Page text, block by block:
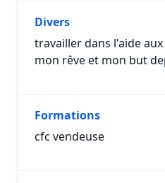
Divers
travailler dans l'aide
mon rêve et mon but
Formations
cfc vendeuse